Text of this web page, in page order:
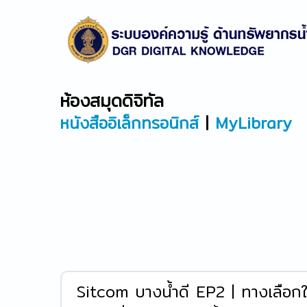
ห้องสมุดดิจิทัล
หนังสืออิเล็กทรอนิกส์| MyLibrary
Sitcom บางน้ำดี EP2 | ทางเลือก